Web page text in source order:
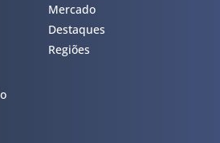
Mercado
Destaques
Regiões